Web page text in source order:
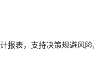
报表，支持决策规避风